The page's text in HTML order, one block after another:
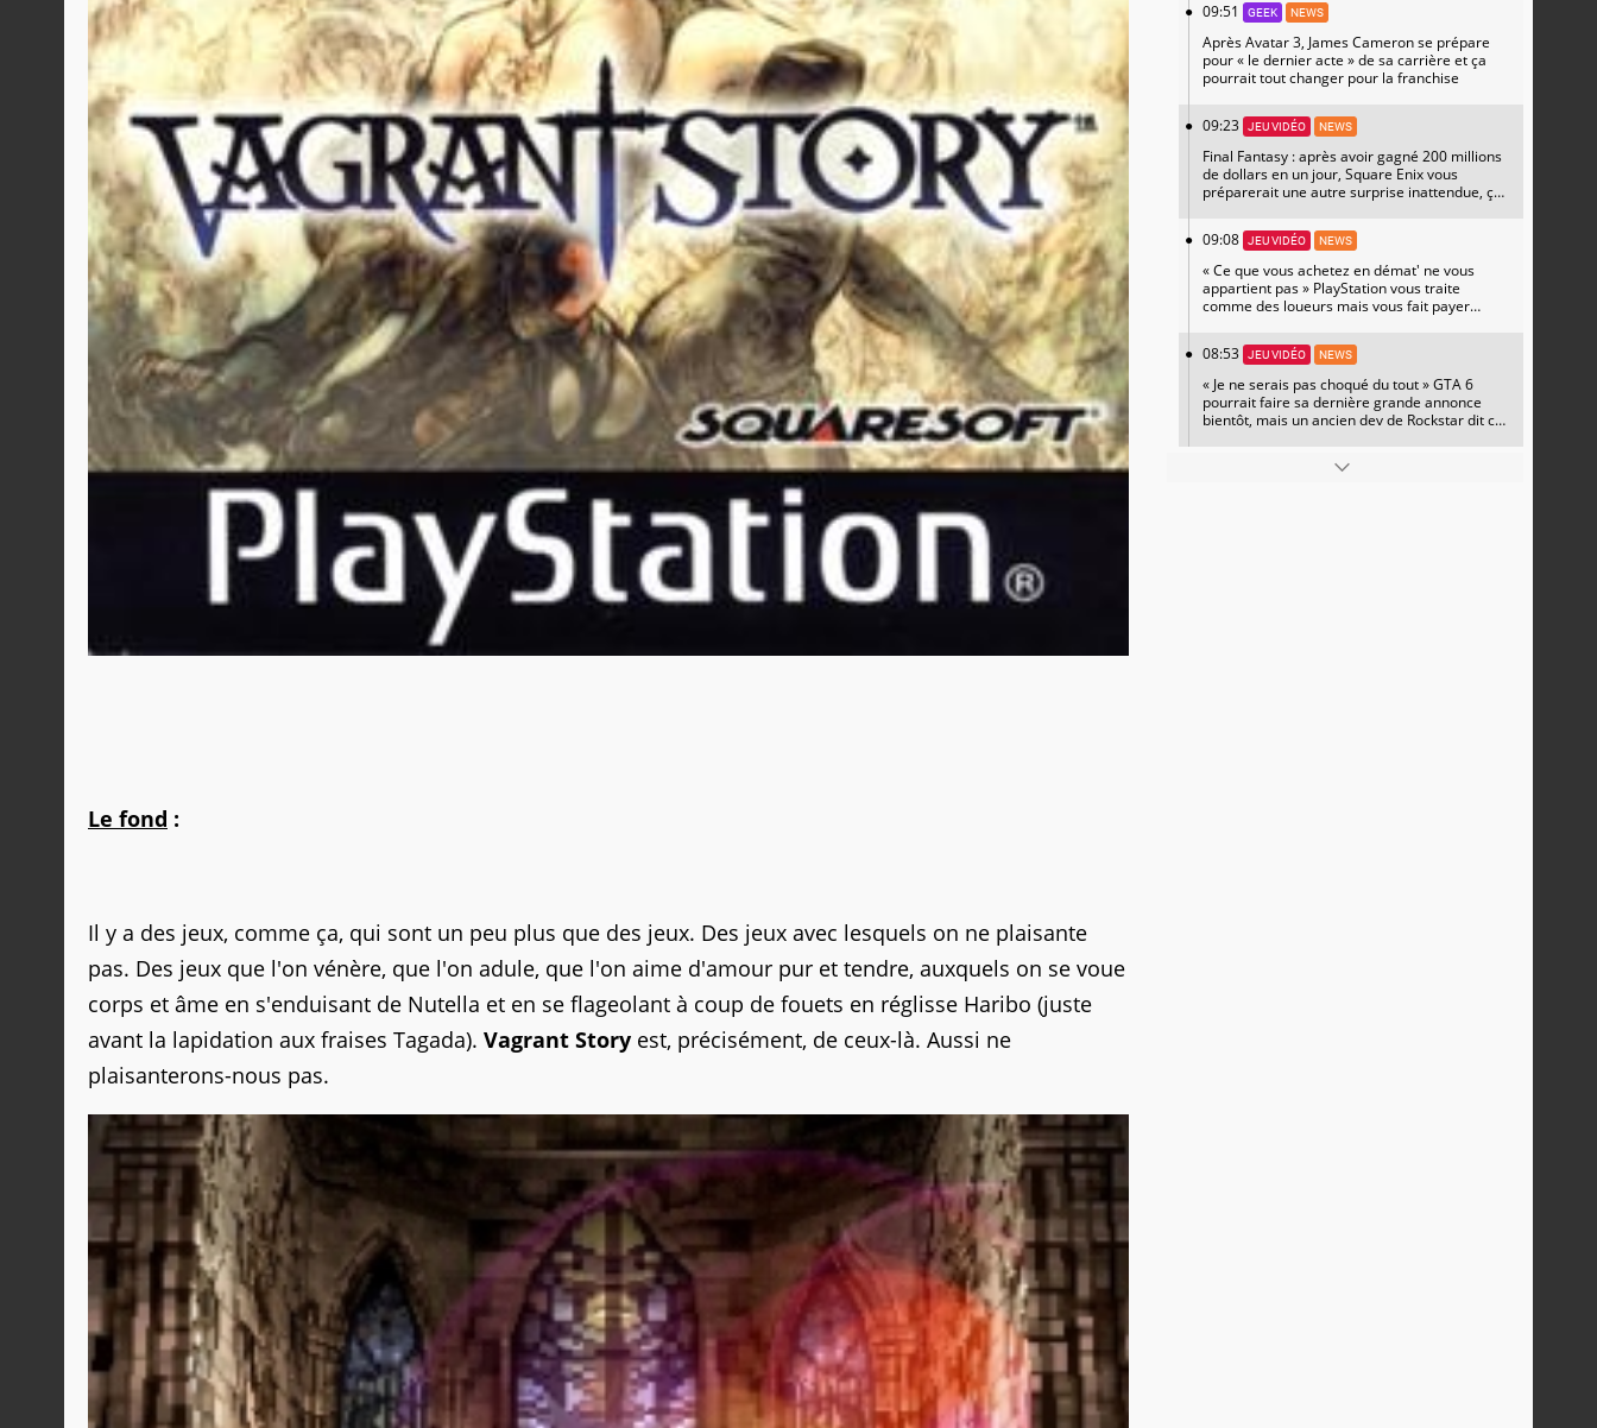
Le fond :
Il y a des jeux, comme ça, qui sont un peu plus que des jeux. Des jeux avec lesquels on ne plaisante
pas. Des jeux que l'on vénère, que l'on adule, que l'on aime d'amour pur et tendre, auxquels on se voue
corps et âme en s'enduisant de Nutella et en se flageolant à coup de fouets en réglisse Haribo (juste
avant la lapidation aux fraises Tagada). Vagrant Story est, précisément, de ceux-là. Aussi ne
plaisanterons-nous pas.
09:51 GEEK NEWS
Après Avatar 3, James Cameron se prépare
pour « le dernier acte » de sa carrière et ça
pourrait tout changer pour la franchise
09:23 JEU VIDÉO NEWS
Final Fantasy : après avoir gagné 200 millions
de dollars en un jour, Square Enix vous
préparerait une autre surprise inattendue, ça
09:08
JEU VIDÉO NEWS
« Ce que vous achetez en démat' ne vous
appartient pas » PlayStation vous traite
comme des loueurs mais vous fait payer
08:53
JEU VIDÉO NEWS
« Je ne serais pas choqué du tout » GTA 6
pourrait faire sa dernière grande annonce
bientôt, mais un ancien dev de Rockstar dit ce